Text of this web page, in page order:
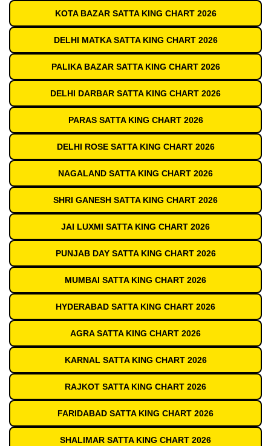
KOTA BAZAR SATTA KING CHART 2026
DELHI MATKA SATTA KING CHART 2026
PALIKA BAZAR SATTA KING CHART 2026
DELHI DARBAR SATTA KING CHART 2026
PARAS SATTA KING CHART 2026
DELHI ROSE SATTA KING CHART 2026
NAGALAND SATTA KING CHART 2026
SHRI GANESH SATTA KING CHART 2026
JAI LUXMI SATTA KING CHART 2026
PUNJAB DAY SATTA KING CHART 2026
MUMBAI SATTA KING CHART 2026
HYDERABAD SATTA KING CHART 2026
AGRA SATTA KING CHART 2026
KARNAL SATTA KING CHART 2026
RAJKOT SATTA KING CHART 2026
FARIDABAD SATTA KING CHART 2026
SHALIMAR SATTA KING CHART 2026